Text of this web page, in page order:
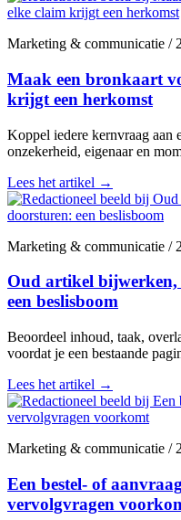
Marketing & communicatie /
Maak een bronkaart
krijgt een herkomst
Koppel iedere kernvraag aan
onzekerheid, eigenaar en
Lees het artikel →
Marketing & communicatie /
Oud artikel bijwerken,
een beslisboom
Beoordeel inhoud, taak,
voordat je een bestaande
Lees het artikel →
Marketing & communicatie /
Een bestel- of
vervolgvragen